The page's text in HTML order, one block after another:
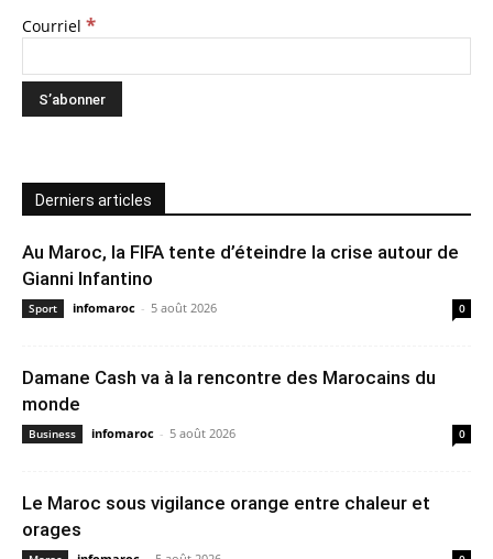
Courriel *
Derniers articles
Au Maroc, la FIFA tente d’éteindre la crise autour de
Gianni Infantino
Sport infomaroc - 5 août 2026 0
Damane Cash va à la rencontre des Marocains du
monde
Business infomaroc - 5 août 2026 0
Le Maroc sous vigilance orange entre chaleur et
orages